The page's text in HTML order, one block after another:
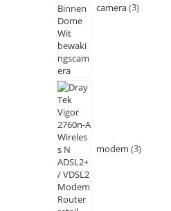
camera 3
modem 3